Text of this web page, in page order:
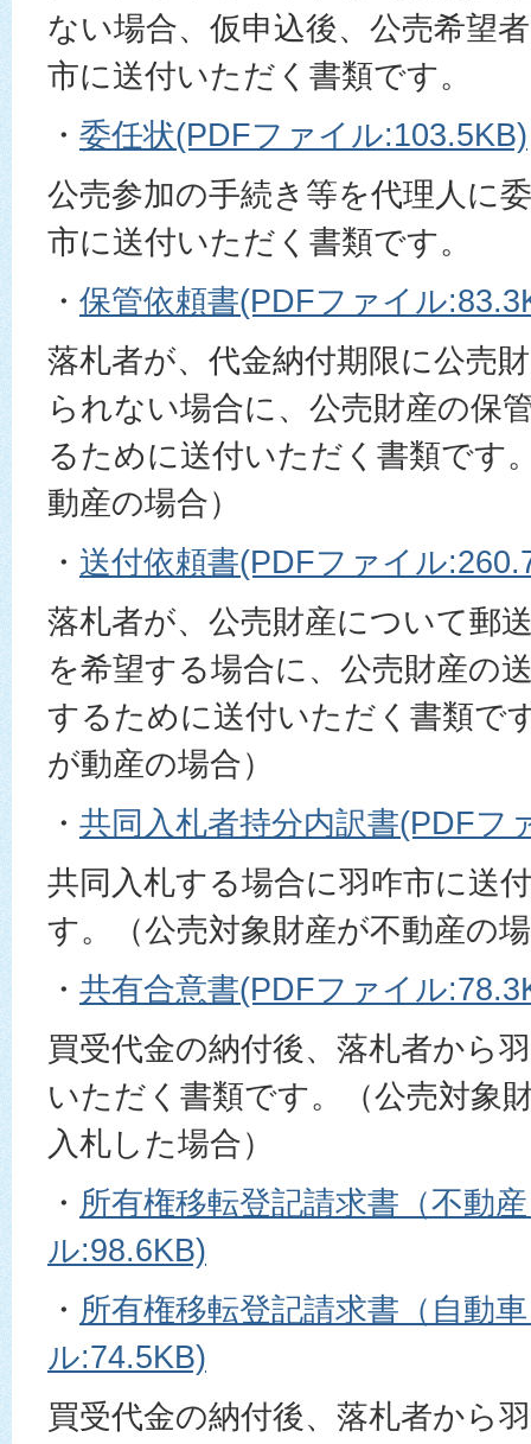
ない場合、仮申込後、公売希望
市に送付いただく書類です。
・ 委任状(PDFファイル:103.5KB)
公売参加の手続き等を代理人に
市に送付いただく書類です。
・ 保管依頼書(PDFファイル
落札者が、代金納付期限に公売
られない場合に、公売財産の保
るために送付いただく書類です
動産の場合）
・ 送付依頼書(PDFファイル
落札者が、公売財産について郵
を希望する場合に、公売財産の
するために送付いただく書類で
が動産の場合）
・ 共同入札者持分内訳書(PDFフ
共同入札する場合に羽咋市に送
す。（公売対象財産が不動産の
・ 共有合意書(PDFファイル
買受代金の納付後、落札者から
いただく書類です。（公売対象
入札した場合）
・ 所有権移転登記請求書（不動
ル:98.6KB)
・ 所有権移転登記請求書（自動
ル:74.5KB)
買受代金の納付後、落札者から